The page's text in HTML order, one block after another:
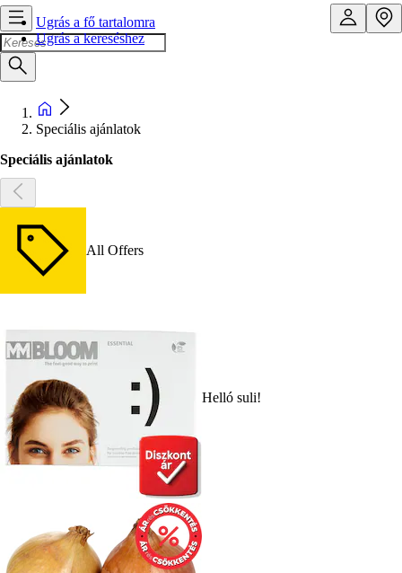
Ugrás a fő tartalomra
Ugrás a kereséshez
Speciális ajánlatok
Speciális ajánlatok
All Offers
Helló suli!